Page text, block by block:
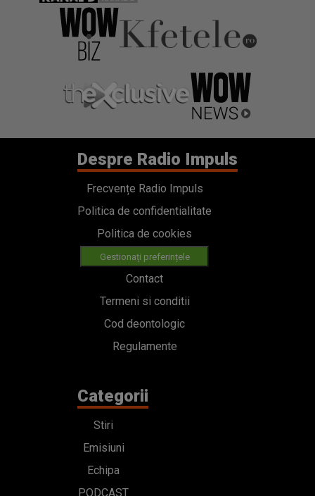
Despre Radio Impuls
Frecvențe Radio Impuls
Politica de confidentialitate
Politica de cookies
Gestionați preferințele
Contact
Termeni si conditii
Cod deontologic
Regulamente
Categorii
Stiri
Emisiuni
Echipa
PODCAST